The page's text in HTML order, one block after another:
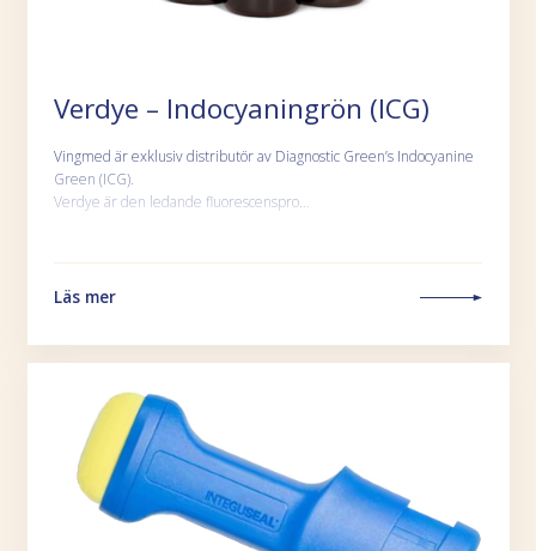
Verdye – Indocyaningrön (ICG)
Vingmed är exklusiv distributör av Diagnostic Green’s Indocyanine
Green (ICG).
Verdye är den ledande fluorescenspro…
Läs mer